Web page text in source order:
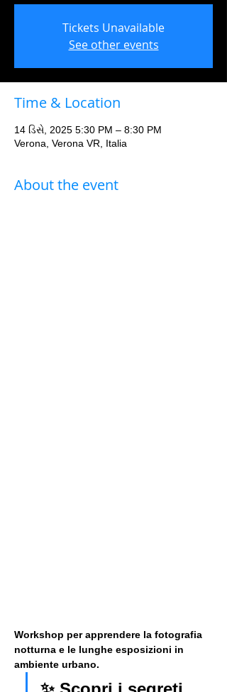
Tickets Unavailable
See other events
Time & Location
14 ડિસે, 2025 5:30 PM – 8:30 PM
Verona, Verona VR, Italia
About the event
Workshop per apprendere la fotografia
notturna e le lunghe esposizioni in
ambiente urbano.